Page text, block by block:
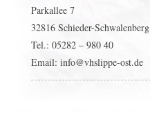
Parkallee 7
32816 Schieder-Schwalenberg
Tel.: 05282 – 980 40
Email: info@vhslippe-ost.de